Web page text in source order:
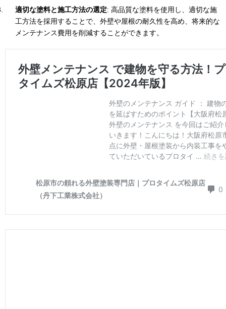
適切な塗料と施工方法の選定: 高品質な塗料を使用し、適切な施
工方法を採用することで、外壁や屋根の耐久性を高め、将来的な
メンテナンス費用を削減することができます。